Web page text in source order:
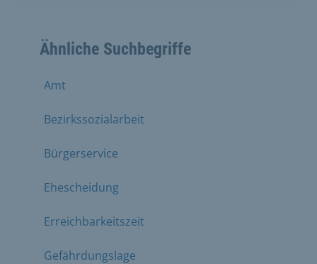
Ähnliche Suchbegriffe
Amt
Bezirkssozialarbeit
Bürgerservice
Ehescheidung
Erreichbarkeitszeit
Gefährdungslage